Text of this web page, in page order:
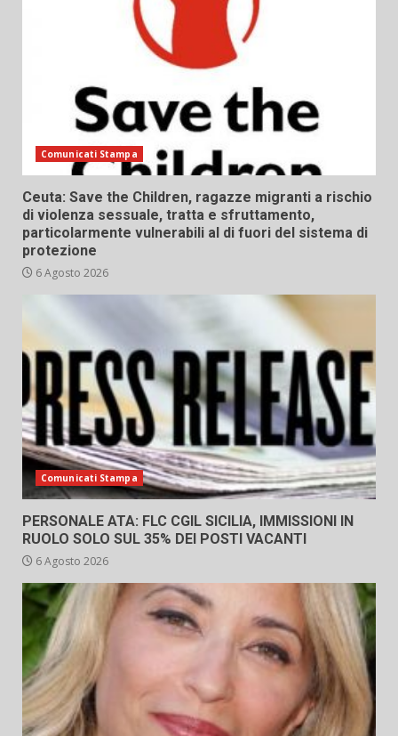
Comunicati Stampa
Ceuta: Save the Children, ragazze migranti a rischio
di violenza sessuale, tratta e sfruttamento,
particolarmente vulnerabili al di fuori del sistema di
protezione
6 Agosto 2026
Comunicati Stampa
PERSONALE ATA: FLC CGIL SICILIA, IMMISSIONI IN
RUOLO SOLO SUL 35% DEI POSTI VACANTI
6 Agosto 2026